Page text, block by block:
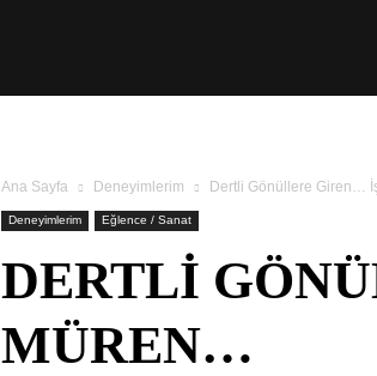
Ana Sayfa Deneyimlerim Dertli Gönüllere Giren…
Deneyimlerim Eğlence / Sanat
DERTLI
MÜREN…